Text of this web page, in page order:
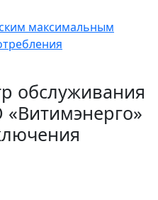
максимальным
обслуживания